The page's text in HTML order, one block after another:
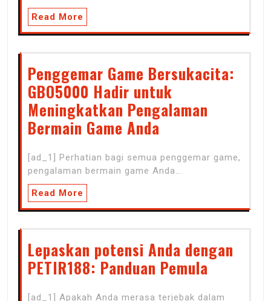
Read More
Penggemar Game Bersukacita:
GBO5000 Hadir untuk
Meningkatkan Pengalaman
Bermain Game Anda
[ad_1] Perhatian bagi semua penggemar game,
pengalaman bermain game Anda…
Read More
Lepaskan potensi Anda dengan
PETIR188: Panduan Pemula
[ad_1] Apakah Anda merasa terjebak dalam